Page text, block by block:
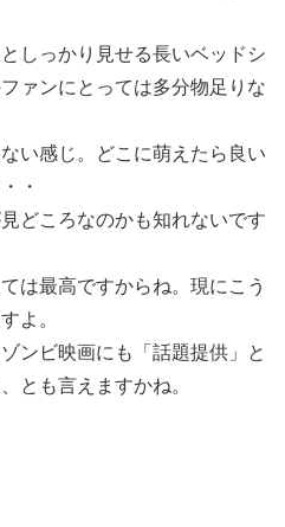
しっかり見せる長いベッドシ
ァンにとっては多分物足りな
い感じ。どこに萌えたら良い
・
どころなのかも知れないです
は最高ですからね。現にこう
よ。
ンビ映画にも「話題提供」と
とも言えますかね。